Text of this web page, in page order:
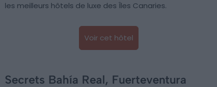
les meilleurs hôtels de luxe des Îles Canaries.
Voir cet hôtel
Secrets Bahía Real, Fuerteventura